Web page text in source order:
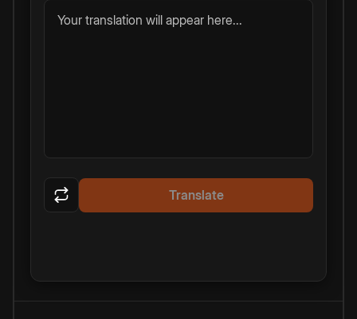
Your translation will appear here...
Translate